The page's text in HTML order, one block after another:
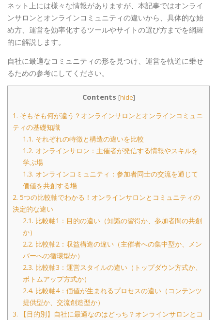
ネット上には様々な情報がありますが、本記事ではオンライ
ンサロンとオンラインコミュニティの違いから、具体的な始
め方、運営を効率化するツールやサイトの選び方までを網羅
的に解説します。
自社に最適なコミュニティの形を見つけ、運営を軌道に乗せ
るための参考にしてください。
Contents [hide]
1. そもそも何が違う？オンラインサロンとオンラインコミュニ
ティの基礎知識
1.1. それぞれの特徴と構造の違いを比較
1.2. オンラインサロン：主催者が発信する情報やスキルを
学ぶ場
1.3. オンラインコミュニティ：参加者同士の交流を通じて
価値を共創する場
2. 5つの比較軸でわかる！オンラインサロンとコミュニティの
決定的な違い
2.1. 比較軸1：目的の違い（知識の習得か、参加者間の共創
か）
2.2. 比較軸2：収益構造の違い（主催者への集中型か、メン
バーへの循環型か）
2.3. 比較軸3：運営スタイルの違い（トップダウン方式か、
ボトムアップ方式か）
2.4. 比較軸4：価値が生まれるプロセスの違い（コンテンツ
提供型か、交流創造型か）
3. 【目的別】自社に最適なのはどっち？オンラインサロンとコ